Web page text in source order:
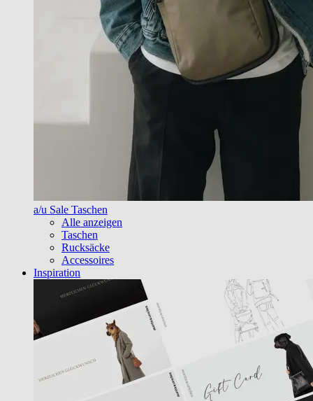
a/u Sale Taschen
Alle anzeigen
Taschen
Rucksäcke
Accessoires
Inspiration